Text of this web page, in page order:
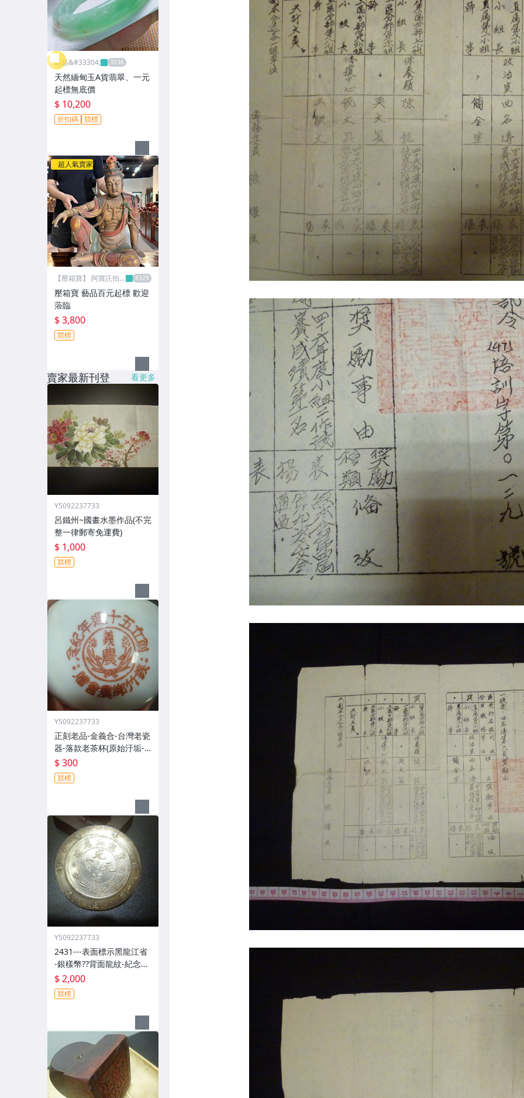
昕品&#33304;
天然緬甸玉A貨翡翠、一元
起標無底價
$ 10,200
折扣碼 競標
超人氣賣家
【壓箱寶】 阿寶託拍
壓箱寶 藝品百元起標 歡迎
蒞臨
$ 3,800
競標
賣家最新刊登 看更多
Y5092237733
呂鐵州~國畫水墨作品(不完
整一律郵寄免運費)
$ 1,000
競標
Y5092237733
正刻老品-金義合-台灣老瓷
器-落款老茶杯(原始汙垢--
郵寄免運費)
$ 300
競標
Y5092237733
2431---表面標示黑龍江省
-銀樣幣??背面龍紋-紀念
幣??(郵寄免運費)
$ 2,000
競標